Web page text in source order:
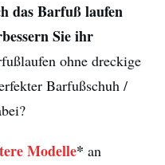
das Barfuß laufen
Sie ihr
ohne dreckige
Barfußschuh /
Modelle* an